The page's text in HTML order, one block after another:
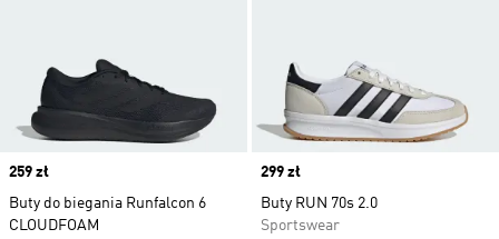
Price
259 zł
Buty do biegania Runfalcon 6
CLOUDFOAM
Price
299 zł
Buty RUN 70s 2.0
Sportswear